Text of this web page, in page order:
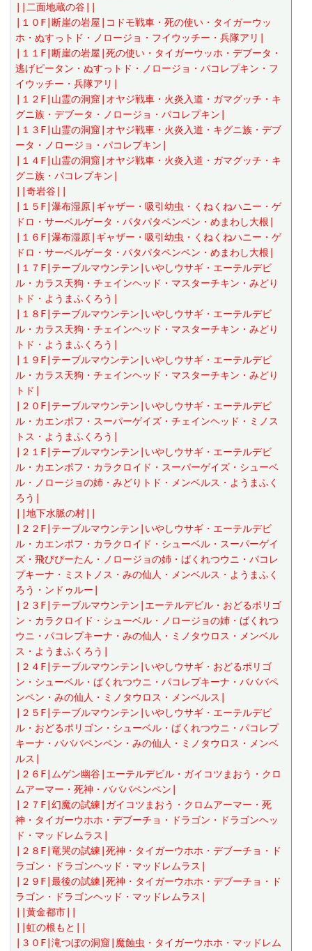
||二面地蔵の谷||
|１０F|断崖の岩屋|コドモ戦車・死の使い・タイガーウッ
ホ・ぬすっトド・ノロージョ・フイウッチー・兵隊アリ|
|１１F|断崖の岩屋|死の使い・タイガーウッホ・デブータ・
逃げピータン・ぬすっトド・ノロージョ・パコレプキン・フ
イウッチー・兵隊アリ|
|１２F|山霊の洞窟|オヤジ戦車・火炎入道・ガマグッチ・キ
グニ族・デブータ・ノロージョ・パコレプキン|
|１３F|山霊の洞窟|オヤジ戦車・火炎入道・キグニ族・デブ
ータ・ノロージョ・パコレプキン|
|１４F|山霊の洞窟|オヤジ戦車・火炎入道・ガマグッチ・キ
グニ族・パコレプキン|
||奇岩谷||
|１５F|瀑布湿原|ギャザー・吸引幼虫・くねくねハニー・ゲ
ドロ・サーベルゲータ・パタパタペンペン・めまわし大根|
|１６F|瀑布湿原|ギャザー・吸引幼虫・くねくねハニー・ゲ
ドロ・サーベルゲータ・パタパタペンペン・めまわし大根|
|１７F|テーブルマウンテン|いやしウサギ・エーテルデビ
ル・カラス天狗・チェインヘッド・マスターチキン・みどり
トド・ようまふくろう|
|１８F|テーブルマウンテン|いやしウサギ・エーテルデビ
ル・カラス天狗・チェインヘッド・マスターチキン・みどり
トド・ようまふくろう|
|１９F|テーブルマウンテン|いやしウサギ・エーテルデビ
ル・カラス天狗・チェインヘッド・マスターチキン・みどり
トド|
|２０F|テーブルマウンテン|いやしウサギ・エーテルデビ
ル・カエンポフ・スーパーゲイズ・チェインヘッド・ミノス
トス・ようまふくろう|
|２１F|テーブルマウンテン|いやしウサギ・エーテルデビ
ル・カエンポフ・カラクロイド・スーパーゲイズ・シューベ
ル・ノロージョの姉・みどりトド・メンベルス・ようまふく
ろう|
||地下水脈の村||
|２２F|テーブルマウンテン|いやしウサギ・エーテルデビ
ル・カエンポフ・カラクロイド・シューベル・スーパーゲイ
ズ・飛びぴーたん・ノロージョの姉・ばくれつウニ・パコレ
プキーナ・ミストノス・みの仙人・メンベルス・ようまふく
ろう・ンドゥルー|
|２３F|テーブルマウンテン|エーテルデビル・おどるポリゴ
ン・カラクロイド・シューベル・ノロージョの姉・ばくれつ
ウニ・パコレプキーナ・みの仙人・ミノタウロス・メンベル
ス・ようまふくろう|
|２４F|テーブルマウンテン|いやしウサギ・おどるポリゴ
ン・シューベル・ばくれつウニ・パコレプキーナ・バババペ
ンペン・みの仙人・ミノタウロス・メンベルス|
|２５F|テーブルマウンテン|いやしウサギ・エーテルデビ
ル・おどるポリゴン・シューベル・ばくれつウニ・パコレプ
キーナ・バババペンペン・みの仙人・ミノタウロス・メンベ
ルス|
|２６F|ムゲン幽谷|エーテルデビル・ガイコツまおう・クロ
ムアーマー・死神・バババペンペン|
|２７F|幻魔の試練|ガイコツまおう・クロムアーマー・死
神・タイガーウホホ・デブーチョ・ドラゴン・ドラゴンヘッ
ド・マッドレムラス|
|２８F|竜哭の試練|死神・タイガーウホホ・デブーチョ・ド
ラゴン・ドラゴンヘッド・マッドレムラス|
|２９F|最後の試練|死神・タイガーウホホ・デブーチョ・ド
ラゴン・ドラゴンヘッド・マッドレムラス|
||黄金都市||
||虹の根もと||
|３０F|滝つぼの洞窟|魔蝕虫・タイガーウホホ・マッドレム